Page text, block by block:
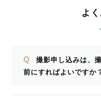
よ
Q
撮影申し込みは、
前にすればよいですか